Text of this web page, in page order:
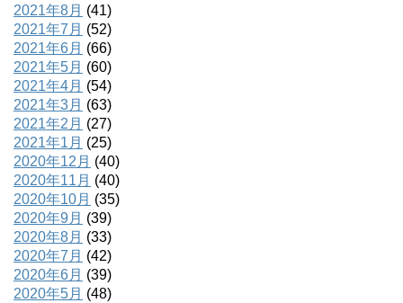
2021年8月 (41)
2021年7月 (52)
2021年6月 (66)
2021年5月 (60)
2021年4月 (54)
2021年3月 (63)
2021年2月 (27)
2021年1月 (25)
2020年12月 (40)
2020年11月 (40)
2020年10月 (35)
2020年9月 (39)
2020年8月 (33)
2020年7月 (42)
2020年6月 (39)
2020年5月 (48)